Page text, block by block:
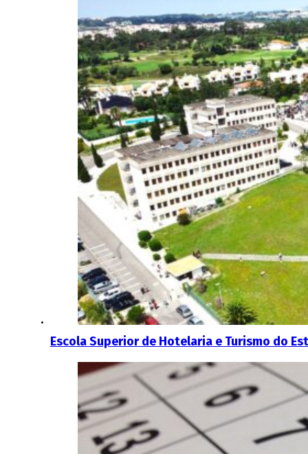
Escola Superior de Hotelaria e Turismo do